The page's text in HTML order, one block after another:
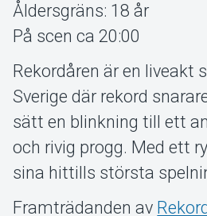
Åldersgräns: 18 år
På scen ca 20:00
Rekordåren är en
Sverige där rekord
sätt en blinkning till ett
och rivig progg. Med ett
sina hittills största
Framträdanden av